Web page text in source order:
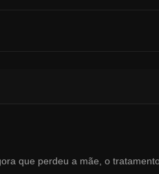
que perdeu a mãe, o